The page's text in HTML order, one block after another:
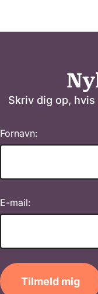
Skriv dig op,
Fornavn:
E-mail:
Tilmeld mig